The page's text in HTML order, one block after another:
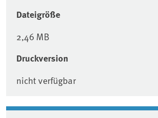
Dateigröße
2,46 MB
Druckversion
nicht verfügbar